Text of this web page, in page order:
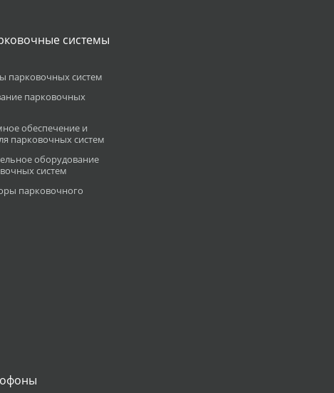
системы
парковочных систем
парковочных
обеспечение и
парковочных систем
оборудование
систем
парковочного